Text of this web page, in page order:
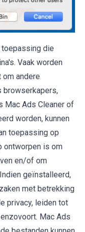
die
Vaak worden
andere
browserkapers,
Mac Ads Cleaner of
worden, kunnen
toepassing op
ontworpen is om
en/of om
geïnstalleerd,
met betrekking
privacy, leiden tot
Mac Ads